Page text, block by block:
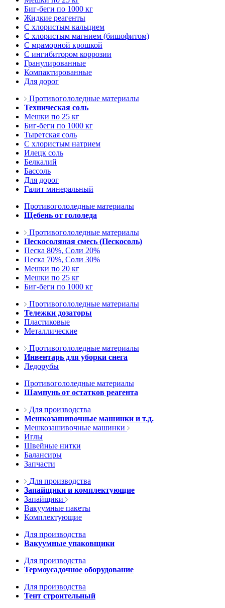
Биг-беги по 1000 кг
Жидкие реагенты
С хлористым кальцием
С хлористым магнием (бишофитом)
С мраморной крошкой
С ингибитором коррозии
Гранулированные
Компактированные
Для дорог
Противогололедные материалы
Техническая соль
Мешки по 25 кг
Биг-беги по 1000 кг
Тыретская соль
С хлористым натрием
Илецк соль
Белкалий
Бассоль
Для дорог
Галит минеральный
Противогололедные материалы
Щебень от гололеда
Противогололедные материалы
Пескосоляная смесь (Пескосоль)
Песка 80%, Соли 20%
Песка 70%, Соли 30%
Мешки по 20 кг
Мешки по 25 кг
Биг-беги по 1000 кг
Противогололедные материалы
Тележки дозаторы
Пластиковые
Металлические
Противогололедные материалы
Инвентарь для уборки снега
Ледорубы
Противогололедные материалы
Шампунь от остатков реагента
Для производства
Мешкозашивочные машинки и т.д.
Мешкозашивочные машинки
Иглы
Швейные нитки
Балансиры
Запчасти
Для производства
Запайщики и комплектующие
Запайщики
Вакуумные пакеты
Комплектующие
Для производства
Вакуумные упаковщики
Для производства
Термоусадочное оборудование
Для производства
Тент строительный